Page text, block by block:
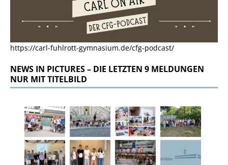
https://carl-fuhlrott-gymnasium.de/cfg-podcast/
NEWS IN PICTURES – DIE LETZTEN 9 MELDUNGEN
NUR MIT TITELBILD